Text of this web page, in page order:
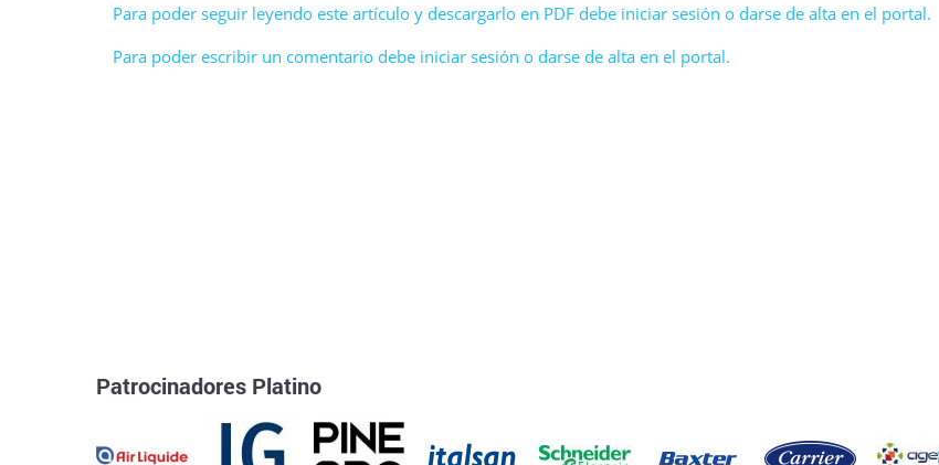
Para poder seguir leyendo este artículo y descargarlo en PDF debe iniciar sesión o darse de alta en el portal.
Para poder escribir un comentario debe iniciar sesión o darse de alta en el portal.
Patrocinadores Platino